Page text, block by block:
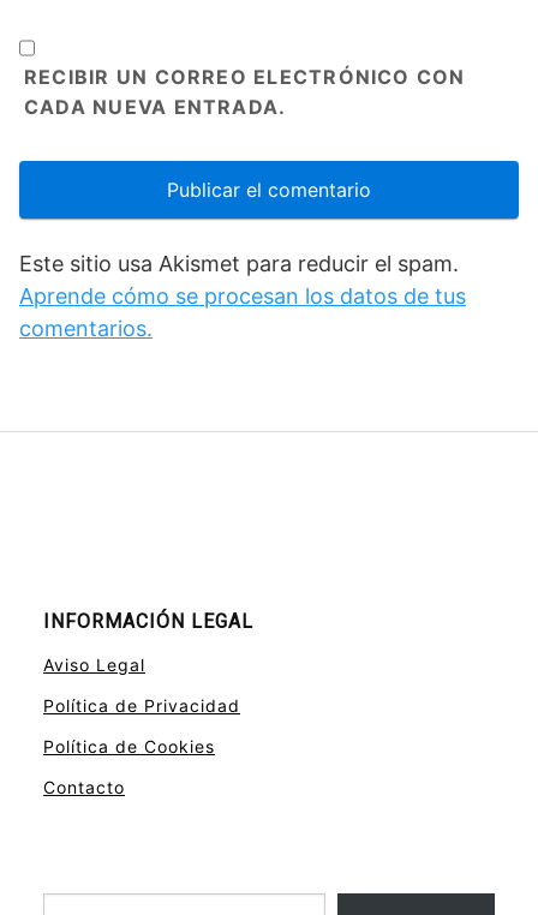
RECIBIR UN CORREO ELECTRÓNICO CON
CADA NUEVA ENTRADA.
Este sitio usa Akismet para reducir el spam.
Aprende cómo se procesan los datos de tus
comentarios.
INFORMACIÓN LEGAL
Aviso Legal
Política de Privacidad
Política de Cookies
Contacto
Escribe tu correo electrónico…